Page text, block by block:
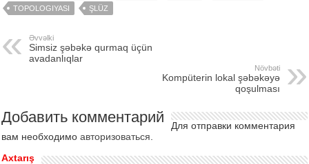
TOPOLOGIYASI
ŞLÜZ
Əvvəlki
Simsiz şəbəkə qurmaq üçün
avadanlıqlar
Növbəti
Kompüterin lokal şəbəkəyə
qoşulması
Добавить комментарий
Для отправки комментария
вам необходимоавторизоваться
Axtarış